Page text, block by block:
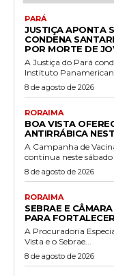
PARÁ
JUSTIÇA APONTA
CONDENA
POR MORTE DE
A Justiça do Pará
Instituto
8 de agosto de 2026
RORAIMA
BOA VISTA
ANTIRRÁBICA
A Campanha de
continua neste sábado
8 de agosto de 2026
RORAIMA
SEBRAE E
PARA
A Procuradoria
Vista e o Sebrae...
8 de agosto de 2026